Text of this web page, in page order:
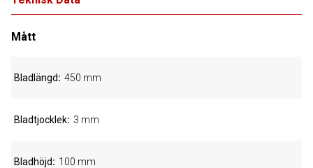
Mått
Bladlängd 450 mm
Bladtjocklek 3 mm
Bladhöjd 100 mm